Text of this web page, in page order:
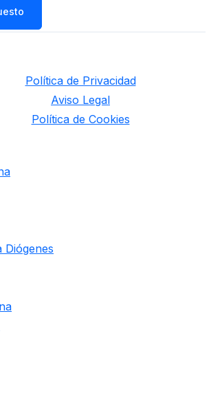
Política de Privacidad
Aviso Legal
Política de Cookies
Diógenes